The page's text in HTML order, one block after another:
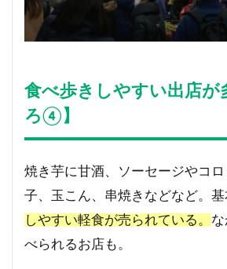
食べ歩きしやすい出店が
ろ④】
焼き芋に甘酒、ソーセージやコロ
子、玉こん、串焼きなどなど。基
しやすい軽食が売られている。
べられるお店も。